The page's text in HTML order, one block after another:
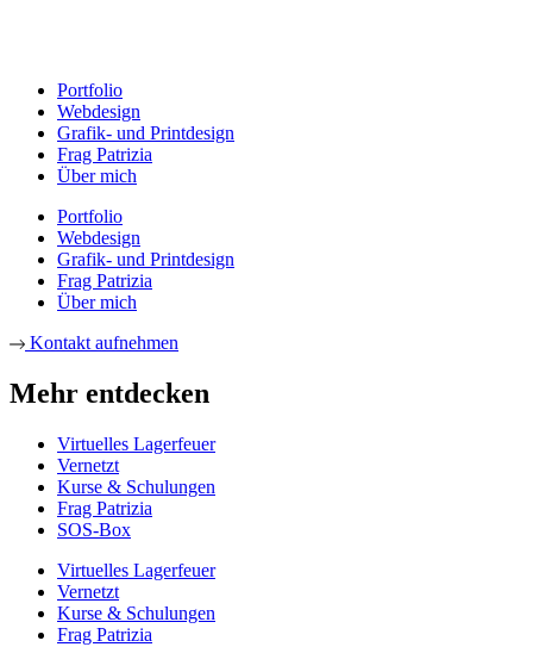
Portfolio
Webdesign
Grafik- und Printdesign
Frag Patrizia
Über mich
Portfolio
Webdesign
Grafik- und Printdesign
Frag Patrizia
Über mich
Kontakt aufnehmen
Mehr entdecken
Virtuelles Lagerfeuer
Vernetzt
Kurse & Schulungen
Frag Patrizia
SOS-Box
Virtuelles Lagerfeuer
Vernetzt
Kurse & Schulungen
Frag Patrizia